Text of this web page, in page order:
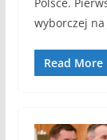
wyborczej
Read More